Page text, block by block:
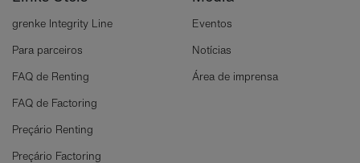
grenke Integrity Line
Para parceiros
FAQ de Renting
FAQ de Factoring
Preçário Renting
Preçário Factoring
Eventos
Notícias
Área de imprensa